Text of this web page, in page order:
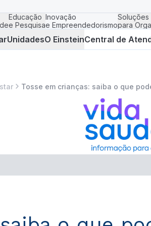
Educação
e Pesquisa
Inovação
e Empreendedorismo
Soluções
para
UnidadesO EinsteinCentral de
Tosse em crianças: saiba o que